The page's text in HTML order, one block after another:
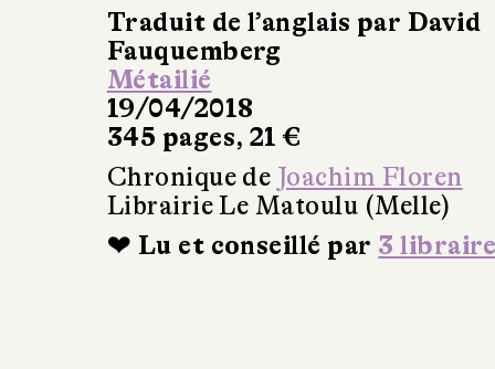
Traduit de l’anglais par David
Fauquemberg
Métailié
19/04/2018
345 pages, 21 €
Chronique de Joachim Floren
Librairie Le Matoulu (Melle)
❤ Lu et conseillé par 3